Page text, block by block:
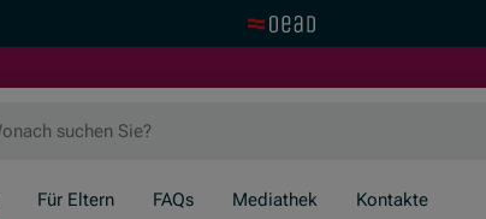
Für Eltern FAQs Mediathek Kontakte